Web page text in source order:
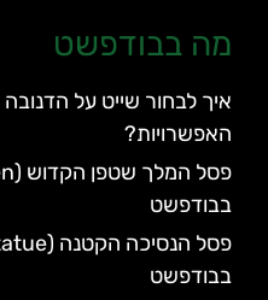
מה בבודפשט
איך לבחור שייט על
האפשרויות?
בבודפשט
בבודפשט